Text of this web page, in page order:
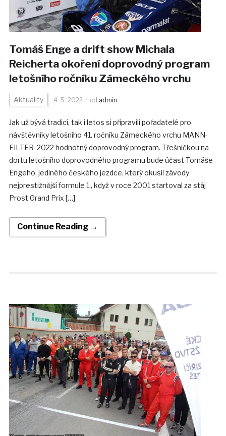
Tomáš Enge a drift show Michala
Reicherta okoření doprovodný program
letošního ročníku Zámeckého vrchu
Aktuality 4. 5. 2022 od admin
Jak už bývá tradicí, tak i letos si připravili pořadatelé pro
návštěvníky letošního 41. ročníku Zámeckého vrchu MANN-
FILTER 2022 hodnotný doprovodný program. Třešničkou na
dortu letošního doprovodného programu bude účast Tomáše
Engeho, jediného českého jezdce, který okusil závody
nejprestižnější formule 1., když v roce 2001 startoval za stáj
Prost Grand Prix […]
Continue Reading →